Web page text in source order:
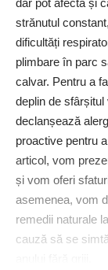
dar pot afecta și
strănutul
dificultăți
plimbare în parc
calvar. Pentru a
deplin de
declanșează
proactive pentru
articol, vom
și vom oferi
asemenea, vom
remedii naturale
cauză să se